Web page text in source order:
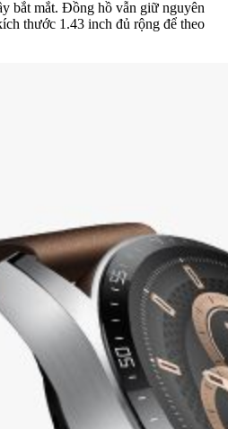
bắt mắt. Đồng hồ vẫn giữ nguyên
thước 1.43 inch đủ rộng để theo